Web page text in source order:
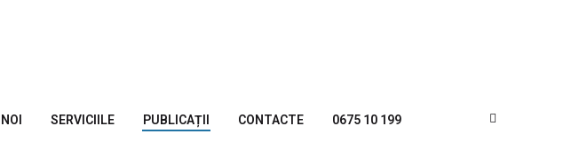
SERVICIILE PUBLICAȚII CONTACTE 0675 10 199